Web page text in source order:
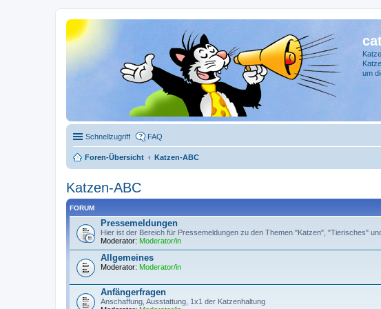
um
Schnellzugriff FAQ
Foren-Übersicht Katzen-ABC
Katzen-ABC
FORUM
Pressemeldungen
Hier ist der Bereich für Pressemeldungen zu den Themen "Katzen", "Tierisches"
Moderator: Moderator/in
Allgemeines
Moderator: Moderator/in
Anfängerfragen
Anschaffung, Ausstattung, 1x1 der Katzenhaltung